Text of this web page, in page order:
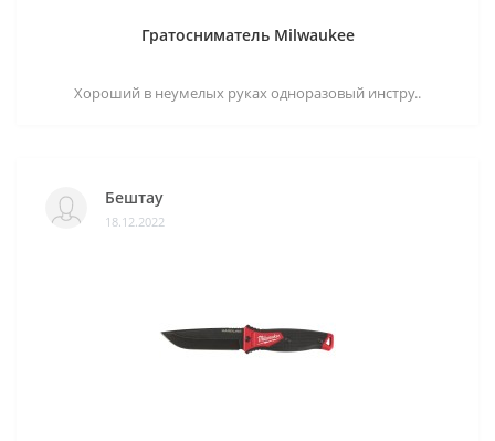
Гратосниматель Milwaukee
Хороший в неумелых руках одноразовый инстру..
Бештау
18.12.2022